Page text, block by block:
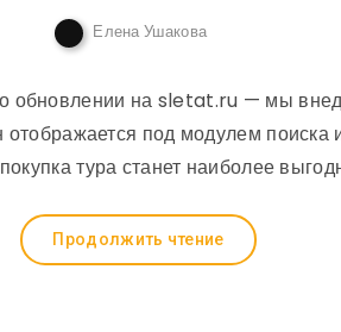
Елена Ушакова
обновлении на sletat.ru — мы
отображается под модулем поиска
тура станет наиболее
Продолжить чтение